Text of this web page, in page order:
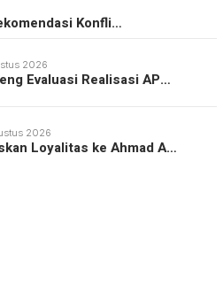
Konfli…
2026
Evaluasi Realisasi AP…
2026
Loyalitas ke Ahmad A…